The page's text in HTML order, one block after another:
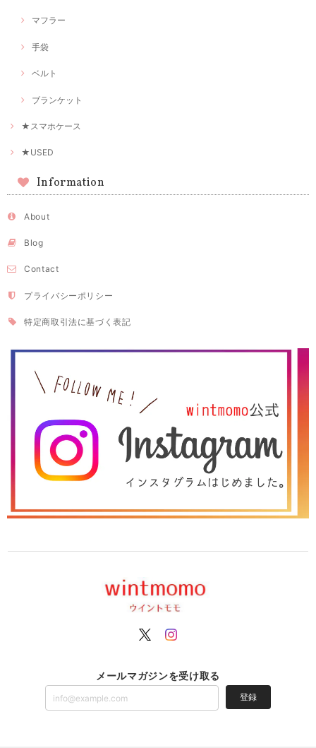
マフラー
手袋
ベルト
ブランケット
★スマホケース
★USED
Information
About
Blog
Contact
プライバシーポリシー
特定商取引法に基づく表記
メールマガジンを受け取る
登録